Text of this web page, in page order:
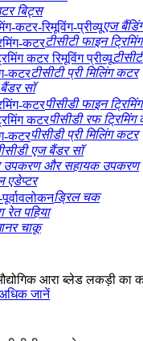
बिट्स
एज
टीसीटी फाइन
टीसीटी प्री मिलिंग कटर
सॉ
पीसीडी फाइन
पीसीडी रफ ट्रिमिंग
पीसीडी प्री मिलिंग कटर
एज बैंडर सॉ
उपकरण और सहायक उपकरण
एडेप्टर
ड्रिल चक
रेत पहिया
चाकू
औद्योगिक आरा ब्लेड लकड़ी
जानें